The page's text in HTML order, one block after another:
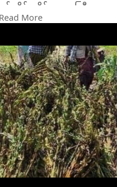
စ်ကိုင်းတိုင်းဒေသကြီး၊ က
မ်းကို သြဂုတ်လက စတင်ရိ
လက်ရှိစိုက်ထားတဲ့ နှမ်းစိုက်ခင်
ါပြီ။ အထွက်နှုန်းကောင်းမွ
စ်ဧက ၆.၆၁ တင်း ထွက်ရှိ
ေးဦးစီးဌာန၊ မြို့နယ်ဦးစီး
လေးမြို့နယ် နှမ်းစိုက်တော
ာနက နှမ်းတိုးချဲ့စိုက်ပျိုးနိုင်ရ
ျိုးကောင်းမျိုးသန့် စိုက်ပျို
ျိုးများစိုက်ပျိုးနိုင်ရေးအ
ြောင်း သိရသည်။
More